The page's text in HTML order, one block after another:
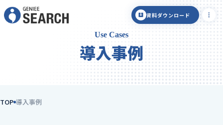
資料ダウンロード
Use Cases
導入事例
TOP 導入事例